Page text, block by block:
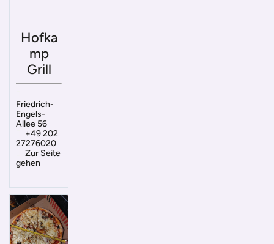
Hofka
mp
Grill
Friedrich-
Engels-
Allee 56
+49 202
27276020
Zur Seite
gehen